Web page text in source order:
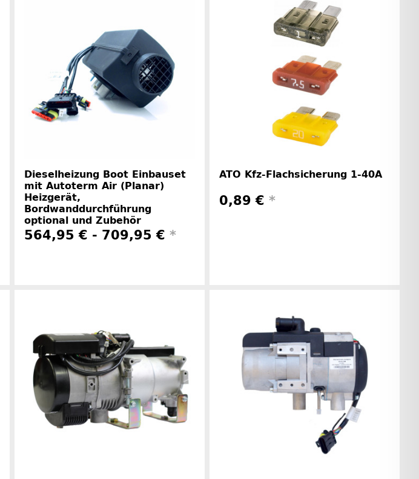
Herstellerinformationen
Dieselheizung Boot Einbauset
mit Autoterm Air (Planar)
Heizgerät,
Bordwanddurchführung
optional und Zubehör
564,95 € - 709,95 € *
ATO Kfz-Flachsicherung 1-40A
0,89 € *